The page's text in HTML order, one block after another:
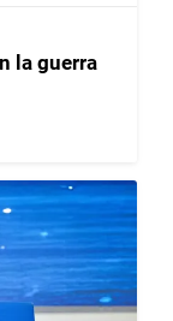
la guerra